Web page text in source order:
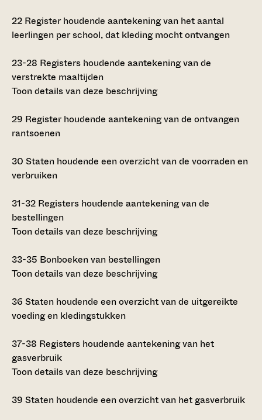
22 Register houdende aantekening van het aantal
leerlingen per school, dat kleding mocht ontvangen
23-28 Registers houdende aantekening van de
verstrekte maaltijden
Toon details van deze beschrijving
29 Register houdende aantekening van de ontvangen
rantsoenen
30 Staten houdende een overzicht van de voorraden en
verbruiken
31-32 Registers houdende aantekening van de
bestellingen
Toon details van deze beschrijving
33-35 Bonboeken van bestellingen
Toon details van deze beschrijving
36 Staten houdende een overzicht van de uitgereikte
voeding en kledingstukken
37-38 Registers houdende aantekening van het
gasverbruik
Toon details van deze beschrijving
39 Staten houdende een overzicht van het gasverbruik